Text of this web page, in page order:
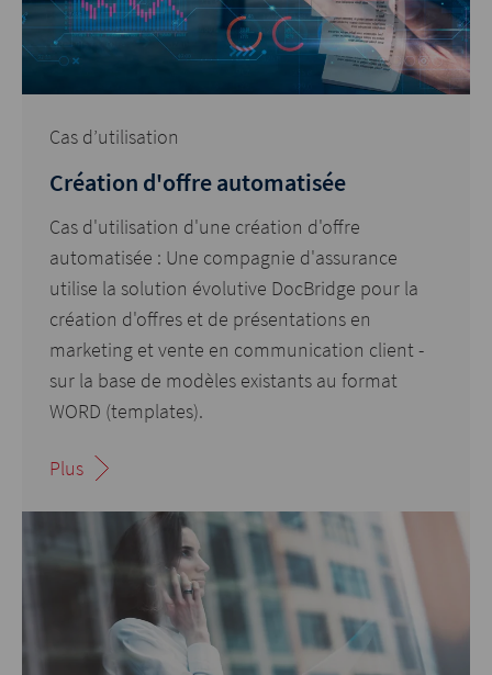
Cas d’utilisation
Création d'offre automatisée
Cas d'utilisation d'une création d'offre
automatisée : Une compagnie d'assurance
utilise la solution évolutive DocBridge pour la
création d'offres et de présentations en
marketing et vente en communication client -
sur la base de modèles existants au format
WORD (templates).
Plus